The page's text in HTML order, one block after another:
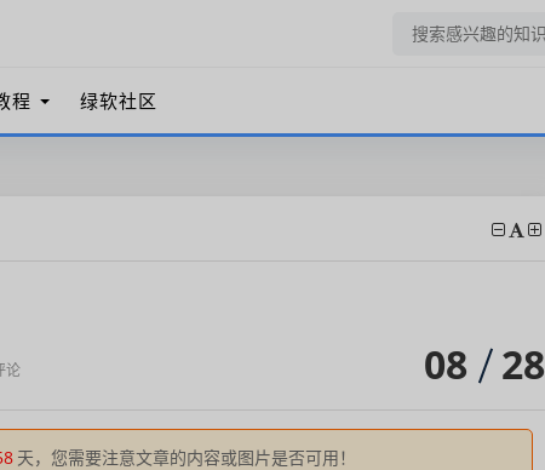
程 绿软社区
论 08 28
天，您需要注意文章的内容或图片是否可用！